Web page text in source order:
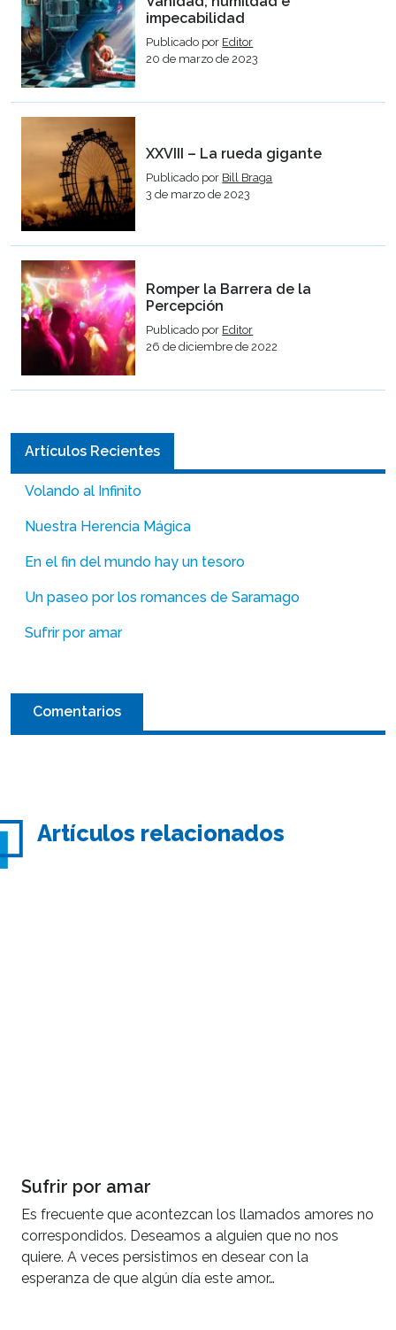
impecabilidad
Publicado por Editor
20 de marzo de 2023
XXVIII – La rueda gigante
Publicado por Bill Braga
3 de marzo de 2023
Romper la Barrera de la
Percepción
Publicado por Editor
26 de diciembre de 2022
Artículos Recientes
Volando al Infinito
Nuestra Herencia Mágica
En el fin del mundo hay un tesoro
Un paseo por los romances de Saramago
Sufrir por amar
Comentarios
Artículos relacionados
Sufrir por amar
Es frecuente que acontezcan los llamados amores no
correspondidos. Deseamos a alguien que no nos
quiere. A veces persistimos en desear con la
esperanza de que algún día este amor…